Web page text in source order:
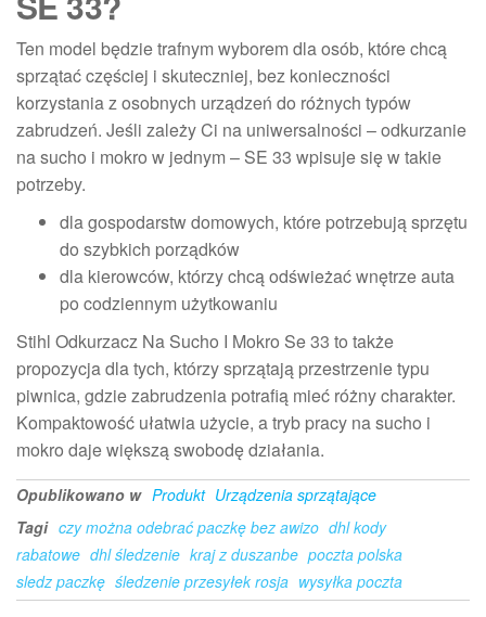
Ten model będzie trafnym wyborem dla osób, które chcą
sprzątać częściej i skuteczniej, bez konieczności
korzystania z osobnych urządzeń do różnych typów
zabrudzeń. Jeśli zależy Ci na uniwersalności – odkurzanie
na sucho i mokro w jednym – SE 33 wpisuje się w takie
potrzeby.
dla gospodarstw domowych, które potrzebują sprzętu
do szybkich porządków
dla kierowców, którzy chcą odświeżać wnętrze auta
po codziennym użytkowaniu
Stihl Odkurzacz Na Sucho I Mokro Se 33 to także
propozycja dla tych, którzy sprzątają przestrzenie typu
piwnica, gdzie zabrudzenia potrafią mieć różny charakter.
Kompaktowość ułatwia użycie, a tryb pracy na sucho i
mokro daje większą swobodę działania.
Opublikowano w Produkt Urządzenia sprzątające
Tagi czy można odebrać paczkę bez awizo dhl kody
rabatowe dhl śledzenie kraj z duszanbe poczta polska
sledz paczkę śledzenie przesyłek rosja wysyłka poczta